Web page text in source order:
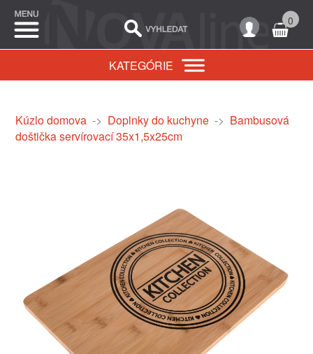
0
KATEGÓRIE
Kúzlo domova-> Doplnky do kuchyne-> Bambusová
doštička servírovací 35x1,5x25cm